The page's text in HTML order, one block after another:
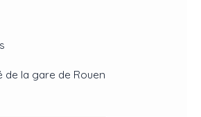
de la gare de Rouen